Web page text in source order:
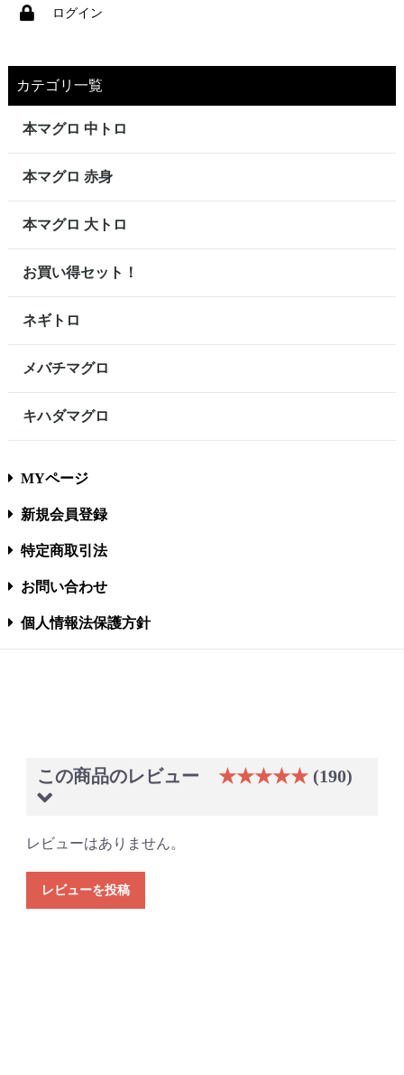
ログイン
カテゴリ一覧
本マグロ 中トロ
本マグロ 赤身
本マグロ 大トロ
お買い得セット！
ネギトロ
メバチマグロ
キハダマグロ
MYページ
新規会員登録
特定商取引法
お問い合わせ
個人情報法保護方針
この商品のレビュー ★★★★★ (190)
レビューはありません。
レビューを投稿